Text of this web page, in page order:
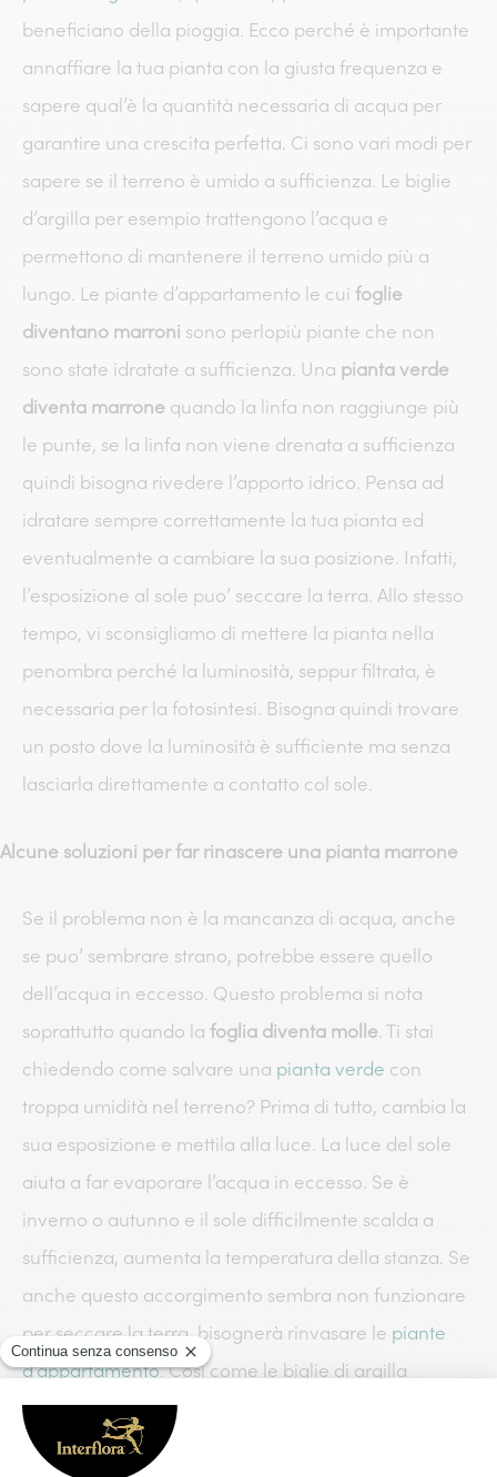
beneficiano della pioggia. Ecco perché è importante
annaffiare la tua pianta con la giusta frequenza e
sapere qual’è la quantità necessaria di acqua per
garantire una crescita perfetta. Ci sono vari modi per
sapere se il terreno è umido a sufficienza. Le biglie
d’argilla per esempio trattengono l’acqua e
permettono di mantenere il terreno umido più a
lungo. Le piante d’appartamento le cui foglie
diventano marroni sono perlopiù piante che non
sono state idratate a sufficienza. Una pianta verde
diventa marrone quando la linfa non raggiunge più
le punte, se la linfa non viene drenata a sufficienza
quindi bisogna rivedere l’apporto idrico. Pensa ad
idratare sempre correttamente la tua pianta ed
eventualmente a cambiare la sua posizione. Infatti,
l’esposizione al sole puo’ seccare la terra. Allo stesso
tempo, vi sconsigliamo di mettere la pianta nella
penombra perché la luminosità, seppur filtrata, è
necessaria per la fotosintesi. Bisogna quindi trovare
un posto dove la luminosità è sufficiente ma senza
lasciarla direttamente a contatto col sole.
Alcune soluzioni per far rinascere una pianta marrone
Se il problema non è la mancanza di acqua, anche
se puo’ sembrare strano, potrebbe essere quello
dell’acqua in eccesso. Questo problema si nota
soprattutto quando la foglia diventa molle. Ti stai
chiedendo come salvare una pianta verde con
troppa umidità nel terreno? Prima di tutto, cambia la
sua esposizione e mettila alla luce. La luce del sole
aiuta a far evaporare l’acqua in eccesso. Se è
inverno o autunno e il sole difficilmente scalda a
sufficienza, aumenta la temperatura della stanza. Se
anche questo accorgimento sembra non funzionare
per seccare la terra, bisognerà rinvasare le piante
d’appartamento. Così come le biglie di argilla
possono mantenere il terreno umido, queste aiutano
anche ad assorbire l’acqua e quindi possono aiutarti